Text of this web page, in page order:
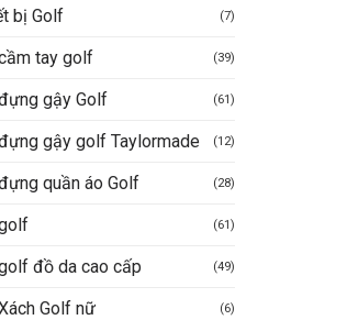
bị Golf (7)
tay golf (39)
gậy Golf (61)
gậy golf Taylormade (12)
quần áo Golf (28)
(61)
đồ da cao cấp (49)
Golf nữ (6)